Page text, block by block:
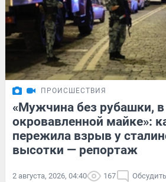
ПРОИСШЕСТВИЯ
«Мужчина без рубашки, в
окровавленной майке»:
пережила взрыв у
высотки — репортаж
2 августа, 2026, 04:40 167 Обсудить